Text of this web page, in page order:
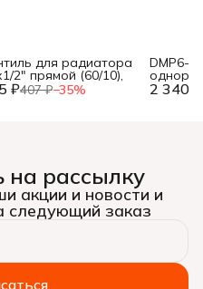
₽407 ₽−35%
для радиатора
2" прямой (60/10),
2 340 ₽
DMP6-
ванны
рассылку
акции и новости и
следующий заказ